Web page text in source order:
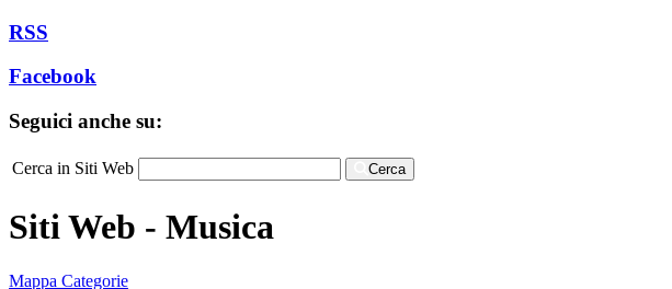
RSS
Facebook
Seguici anche su:
Cerca in Siti Web Cerca
Siti Web - Musica
Mappa Categorie